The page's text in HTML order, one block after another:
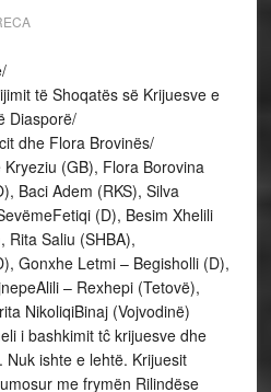
të Shoqatës së Krijuesve e
Diasporë/
dhe Flora Brovinës/
(GB), Flora Borovina
Baci Adem (RKS), Silva
(D), Besim Xhelili
Rita Saliu (SHBA),
Gonxhe Letmi – Begisholli (D),
– Rexhepi (Tetovë),
NikoliqiBinaj (Vojvodinë)
i bashkimit tĉ krijuesve dhe
ishte e lehtë. Krijuesit
me frymën Rilindëse